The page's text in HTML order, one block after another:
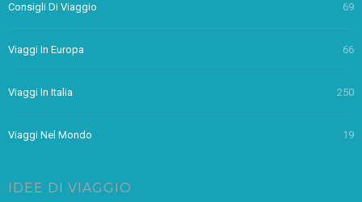
Consigli Di Viaggio 69
Viaggi In Europa 66
Viaggi In Italia 250
Viaggi Nel Mondo 19
IDEE DI VIAGGIO